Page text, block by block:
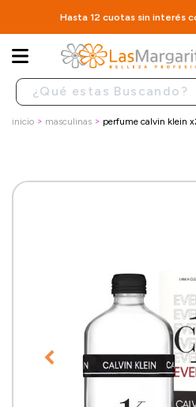
Hasta 12 cuotas sin interés
inicio masculinas perfume calvin klein